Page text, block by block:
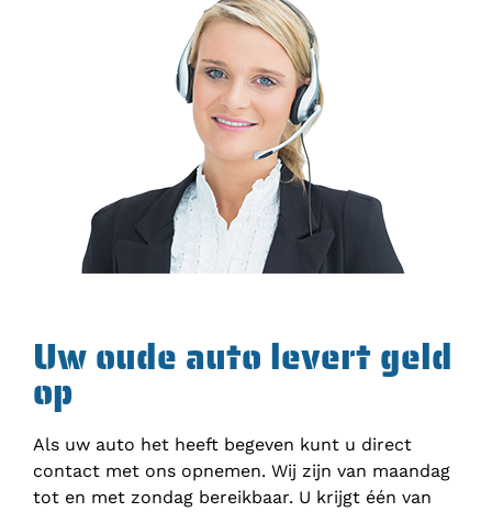
Uw oude auto levert geld
op
Als uw auto het heeft begeven kunt u direct
contact met ons opnemen. Wij zijn van maandag
tot en met zondag bereikbaar. U krijgt één van